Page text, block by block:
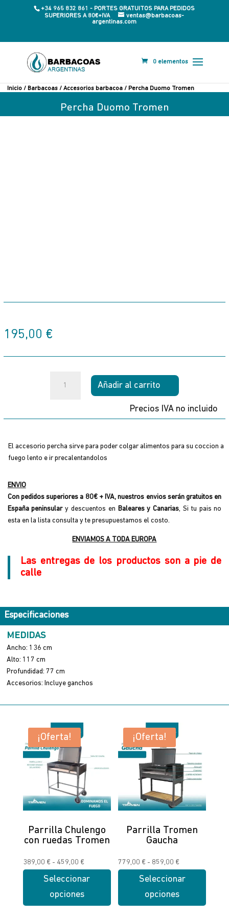
+34 965 832 861 - PORTES GRATUITOS PARA PEDIDOS
SUPERIORES A 80€+IVA
ventas@barbacoas-
argentinas.com
0 elementos
Inicio / Barbacoas / Accesorios barbacoa / Percha Duomo Tromen
Percha Duomo Tromen
195,00 €
Duomo
Añadir al carrito
Precios IVA no incluido
El accesorio percha sirve para poder colgar alimentos para su coccion a
fuego lento e ir precalentandolos
ENVIO
Con pedidos superiores a 80€ + IVA, nuestros envios serán gratuitos en
España peninsulary descuentos en Baleares y Canarias, Si tu pais no
esta en la lista consulta y te presupuestamos el costo.
ENVIAMOS A TODA EUROPA
Las entregas de los productos son a pie de
calle
Especificaciones
MEDIDAS
Ancho: 136 cm
Alto: 117 cm
Profundidad: 77 cm
Accesorios: Incluye ganchos
¡Oferta!
Parrilla Chulengo
con ruedas Tromen
389,00 € - 459,00 €Rango
de
Seleccionar
opciones
¡Oferta!
Parrilla Tromen
Gaucha
779,00 € - 859,00 €
de
Seleccionar
opciones